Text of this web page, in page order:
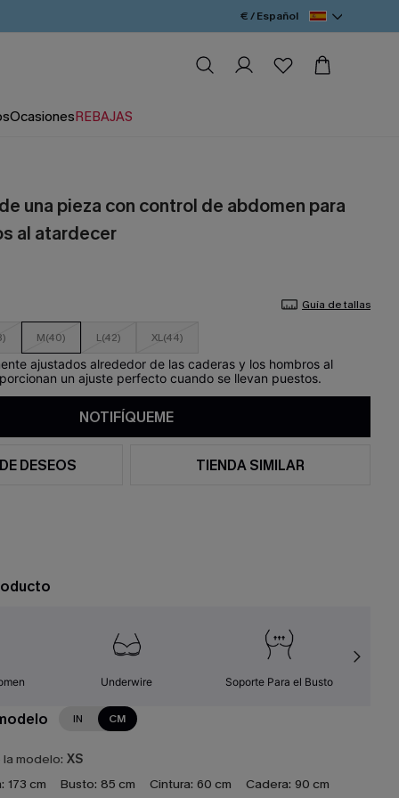
€ / Español
OcasionesREBAJAS
una pieza con control de abdomen para
al atardecer
Guía de tallas
M(40) L(42) XL(44)
ajustados alrededor de las caderas y los hombros al
un ajuste perfecto cuando se llevan puestos.
NOTIFÍQUEME
DESEOS TIENDA SIMILAR
Underwire Soporte Para el Busto
IN CM
modelo: XS
173 cm Busto: 85 cm Cintura: 60 cm Cadera: 90 cm